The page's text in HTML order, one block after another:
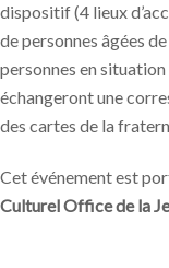
dispositif (4 lieux
de personnes âgées
personnes en
échangeront une
des cartes de la
Cet événement est
Culturel Office de la